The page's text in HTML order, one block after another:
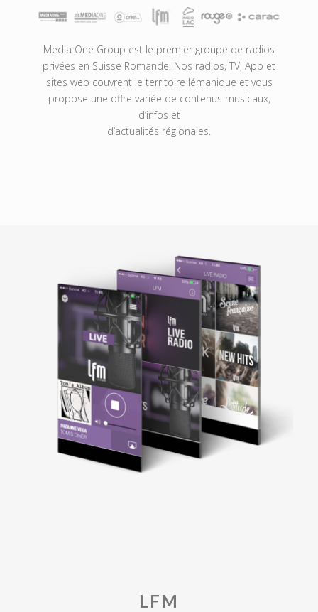
Media One Group est le premier groupe de radios
privées en Suisse Romande. Nos radios, TV, App et
sites web couvrent le territoire lémanique et vous
propose une offre variée de contenus musicaux,
d’infos et
d’actualités régionales.
LFM